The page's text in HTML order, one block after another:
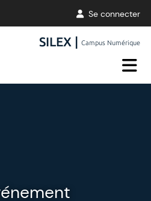
Se connecter
SILEX |Campus Numérique